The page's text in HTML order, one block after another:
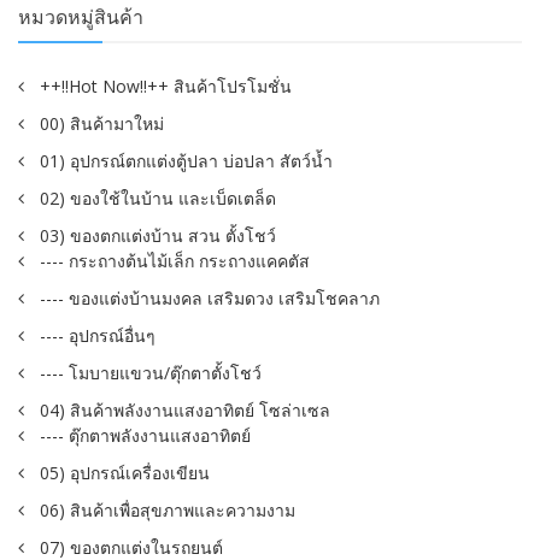
หมวดหมู่สินค้า
++!!Hot Now!!++ สินค้าโปรโมชั่น
00) สินค้ามาใหม่
01) อุปกรณ์ตกแต่งตู้ปลา บ่อปลา สัตว์น้ำ
02) ของใช้ในบ้าน และเบ็ดเตล็ด
03) ของตกแต่งบ้าน สวน ตั้งโชว์
---- กระถางต้นไม้เล็ก กระถางแคคตัส
---- ของแต่งบ้านมงคล เสริมดวง เสริมโชคลาภ
---- อุปกรณ์อื่นๆ
---- โมบายแขวน/ตุ๊กตาตั้งโชว์
04) สินค้าพลังงานแสงอาทิตย์ โซล่าเซล
---- ตุ๊กตาพลังงานแสงอาทิตย์
05) อุปกรณ์เครื่องเขียน
06) สินค้าเพื่อสุขภาพและความงาม
07) ของตกแต่งในรถยนต์